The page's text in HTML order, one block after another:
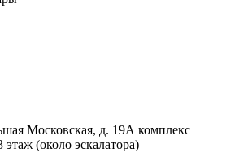
Московская, д. 19А комплекс
(около эскалатора)